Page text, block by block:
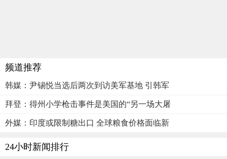
频道推荐
韩媒：尹锡悦当选后两次到访美军基地 引韩军
拜登：得州小学枪击事件是美国的“另一场大屠
外媒：印度或限制糖出口 全球粮食价格面临新
24小时新闻排行